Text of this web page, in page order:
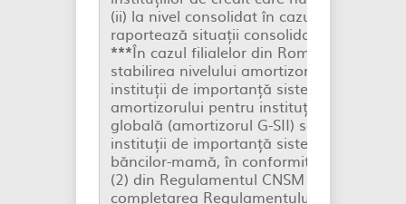
(ii) la nivel consolidat în cazul instituțiilor
raportează situații consolidate, întocmite
***În cazul filialelor din România ale
stabilirea nivelului amortizorului de
instituții de importanță sistemică s-a avut
amortizorului pentru instituții de
globală (amortizorul G-SII) sau al
instituții de importanță sistemică
băncilor-mamă, în conformitate cu
(2) din Regulamentul CNSM nr.1/2020
completarea Regulamentului CNSM